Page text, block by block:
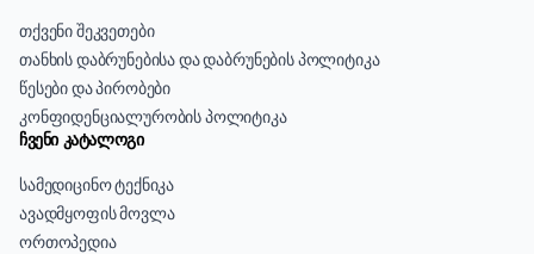
თქვენი შეკვეთები
თანხის დაბრუნებისა და დაბრუნების პოლიტიკა
წესები და პირობები
კონფიდენციალურობის პოლიტიკა
ჩვენი კატალოგი
სამედიცინო ტექნიკა
ავადმყოფის მოვლა
ორთოპედია